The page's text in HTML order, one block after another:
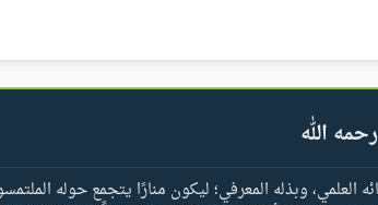
الله
وبذله المعرفي؛ ليكون منارًا يتجمع حوله